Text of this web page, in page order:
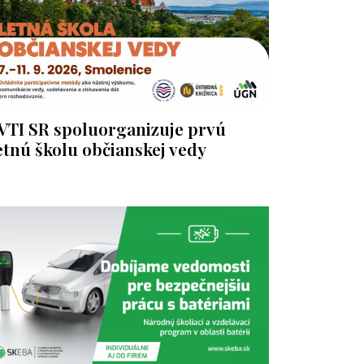
SR spoluorganizuje prvú
školu občianskej vedy